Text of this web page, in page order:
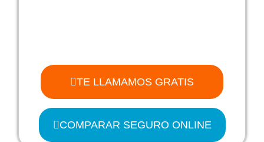
TE LLAMAMOS GRATIS
COMPARAR SEGURO ONLINE